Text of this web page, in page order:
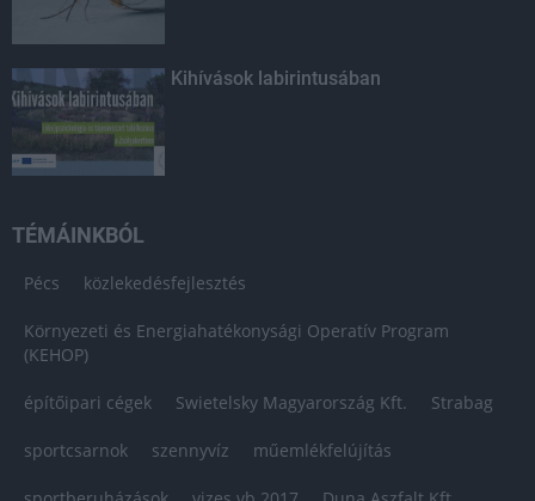
Kihívások labirintusában
TÉMÁINKBÓL
Pécs közlekedésfejlesztés
Környezeti és Energiahatékonysági Operatív Program
(KEHOP)
építőipari cégek Swietelsky Magyarország Kft. Strabag
sportcsarnok szennyvíz műemlékfelújítás